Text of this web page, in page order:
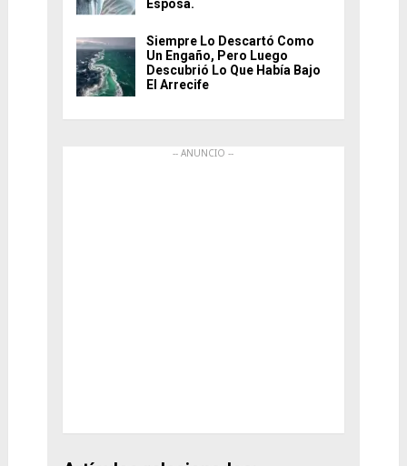
Esposa.
Siempre Lo Descartó Como
Un Engaño, Pero Luego
Descubrió Lo Que Había Bajo
El Arrecife